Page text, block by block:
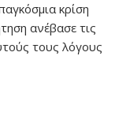
κρίση
ανέβασε τις
τους λόγους